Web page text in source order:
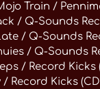
Train /
/ Q-Sounds
/ Q-Sounds
/ Q-Sounds
/ Record Kicks
Record Kicks